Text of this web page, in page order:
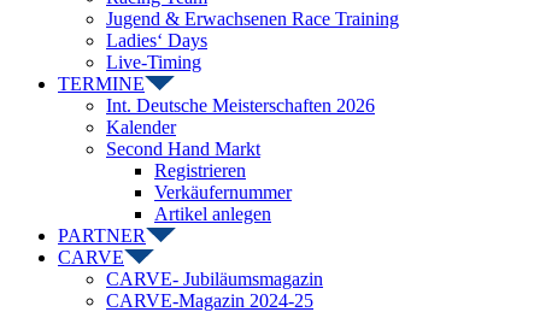
Jugend & Erwachsenen Race Training
Ladies‘ Days
Live-Timing
TERMINE
Int. Deutsche Meisterschaften 2026
Kalender
Second Hand Markt
Registrieren
Verkäufernummer
Artikel anlegen
PARTNER
CARVE
CARVE- Jubiläumsmagazin
CARVE-Magazin 2024-25